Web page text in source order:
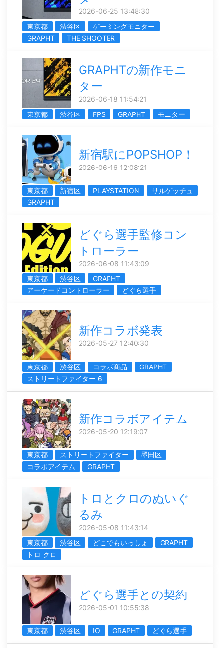
2026-06-25 13:48:30
東京都
渋谷区
ゲーミングモニター
GRAPHT
THE SHOOTER
GRAPHTの新作モニ
ター
2026-06-18 11:54:21
東京都
渋谷区 FPS GRAPHT モニター
新宿駅にPOPSHOP！
2026-06-16 12:08:21
東京都 新宿区 PLAYSTATION
サルゲッチュ
GRAPHT
どぐら選手監修コン
トローラー
2026-06-08 11:43:09
東京都
渋谷区
GRAPHT
アーケードコントローラー
どぐら選手
新作コラボ発表
2026-05-27 12:40:30
東京都 渋谷区 コラボ商品
GRAPHT
ストリートファイター 6
新作コラボアイテム
2026-05-20 12:19:07
東京都 ストリートファイター
墨田区
コラボアイテム
GRAPHT
トロとクロのぬいぐ
るみ
2026-05-08 11:43:14
東京都
渋谷区 どこでもいっしょ
GRAPHT
トロ クロ
どぐら選手との契約
2026-05-01 10:55:38
東京都 渋谷区 IO GRAPHT どぐら選手